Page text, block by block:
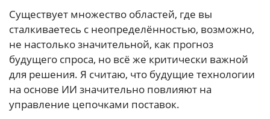
Существует множество областей, где вы
сталкиваетесь с неопределённостью, возможно,
не настолько значительной, как прогноз
будущего спроса, но всё же критически важной
для решения. Я считаю, что будущие технологии
на основе ИИ значительно повлияют на
управление цепочками поставок.